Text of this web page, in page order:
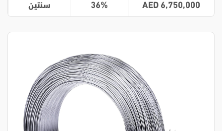
6,750,000
36 سنتين